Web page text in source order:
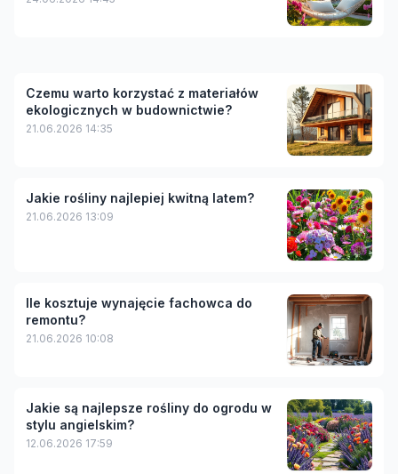
Czemu warto korzystać z materiałów
ekologicznych w budownictwie?
21.06.2026 14:35
Jakie rośliny najlepiej kwitną latem?
21.06.2026 13:09
Ile kosztuje wynajęcie fachowca do
remontu?
21.06.2026 10:08
Jakie są najlepsze rośliny do ogrodu w
stylu angielskim?
12.06.2026 17:59